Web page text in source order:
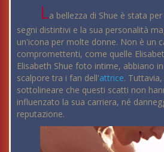
La bellezza di Shue è stata
segni distintivi e la sua personalità
un'icona per molte donne. Non è un
compromettenti, come quelle
Elisabeth Shue foto intime, abbiano
scalpore tra i fan dell'attrice.
sottolineare che questi scatti non
influenzato la sua carriera, né
reputazione.